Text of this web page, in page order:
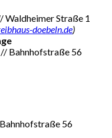
Waldheimer Straße 1
doebeln.de)
Bahnhofstraße 56
56